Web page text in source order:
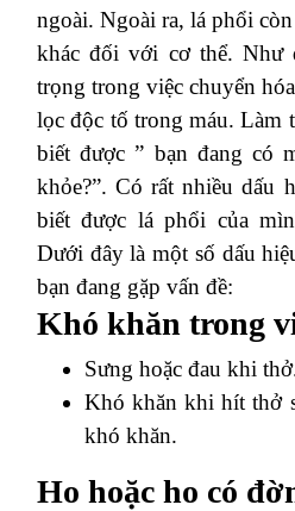
ngoài. Ngoài ra, lá phổi
khác đối với cơ thể. Như
trọng trong việc chuyển
lọc độc tố trong máu. Làm
biết được ” bạn đang có
khỏe?”. Có rất nhiều dấu
biết được lá phổi của
Dưới đây là một số dấu
bạn đang gặp vấn đề:
Khó khăn trong
Sưng hoặc đau khi
Khó khăn khi hít thở
khó khăn.
Ho hoặc ho có